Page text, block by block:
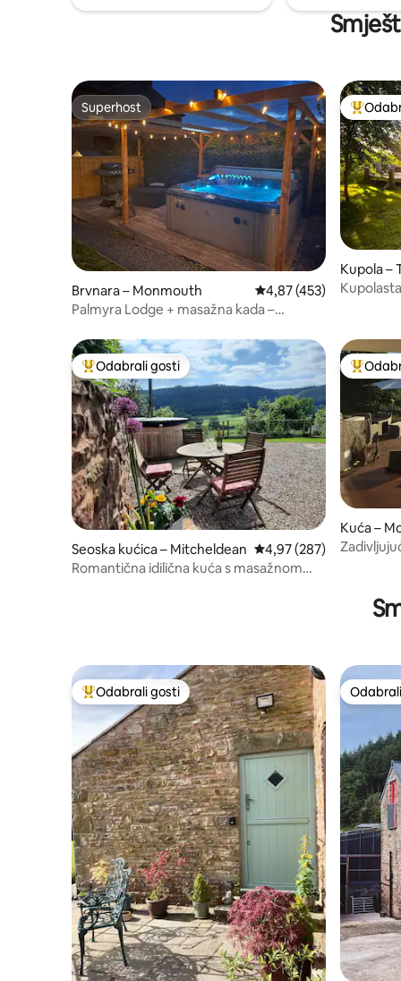
vrtom i ogromnim prozorima koji
Superhost
Superhost
Brvnara – Monmouth Prosječna ocjena:
4,87 (453)
Palmyra Lodge + masažna kada –
Među
Kupola –
Među najviše rangiranima s oznakom „Odabrali gosti”
Odabrali gosti
Seoska kućica – Mitcheldean Prosječna ocjena: 4,97/
4,97 (287)
Romantična idilična kuća s masažnom
Među
Kuća –
Među najviše rangiranima s oznakom „Odabrali gosti”
Odabrali gosti